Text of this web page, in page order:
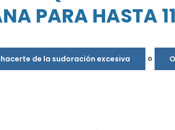
PARA HASTA
de la sudoración excesiva o